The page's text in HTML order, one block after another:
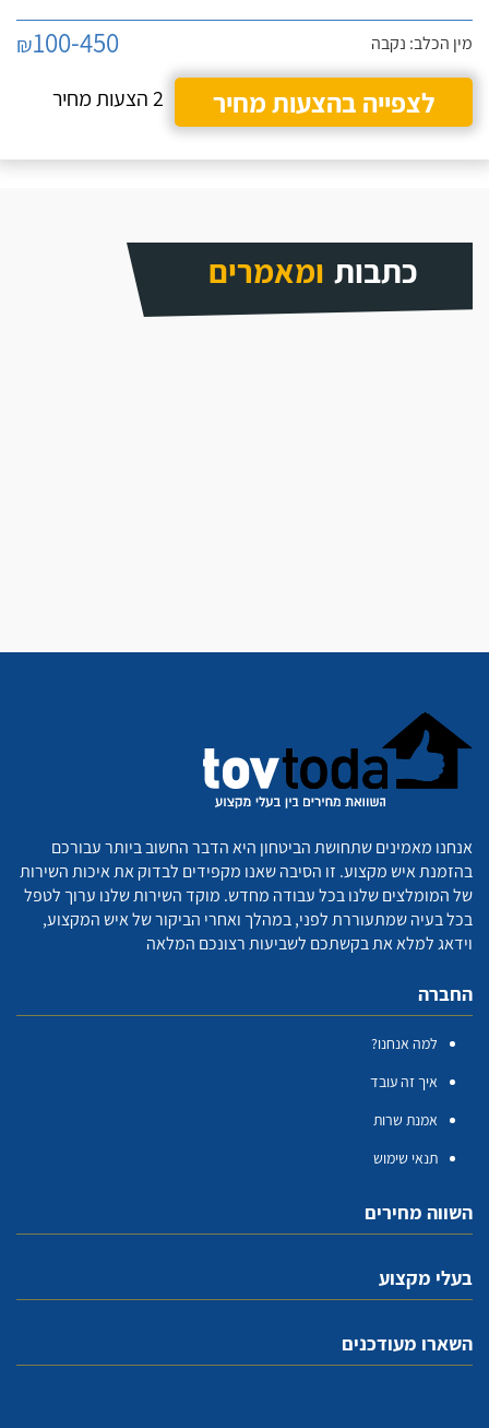
מין הכלב: נקבה ₪100-450
לצפייה בהצעות מחיר
2 הצעות מחיר
כתבות ומאמרים
אנחנו מאמינים שתחושת הביטחון היא הדבר החשוב ביותר עבורכם
בהזמנת איש מקצוע. זו הסיבה שאנו מקפידים לבדוק את איכות השירות
של המומלצים שלנו בכל עבודה מחדש. מוקד השירות שלנו ערוך לטפל
בכל בעיה שמתעוררת לפני, במהלך ואחרי הביקור של איש המקצוע,
וידאג למלא את בקשתכם לשביעות רצונכם המלאה
החברה
למה אנחנו?
איך זה עובד
אמנת שרות
תנאי שימוש
השווה מחירים
בעלי מקצוע
השארו מעודכנים